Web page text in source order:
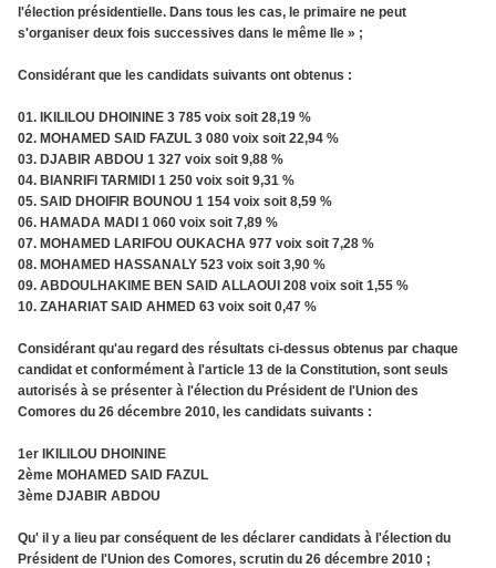
l'élection présidentielle. Dans tous les cas, le primaire ne peut
s'organiser deux fois successives dans le même Ile » ;
Considérant que les candidats suivants ont obtenus :
01. IKILILOU DHOININE 3 785 voix soit 28,19 %
02. MOHAMED SAID FAZUL 3 080 voix soit 22,94 %
03. DJABIR ABDOU 1 327 voix soit 9,88 %
04. BIANRIFI TARMIDI 1 250 voix soit 9,31 %
05. SAID DHOIFIR BOUNOU 1 154 voix soit 8,59 %
06. HAMADA MADI 1 060 voix soit 7,89 %
07. MOHAMED LARIFOU OUKACHA 977 voix soit 7,28 %
08. MOHAMED HASSANALY 523 voix soit 3,90 %
09. ABDOULHAKIME BEN SAID ALLAOUI 208 voix soit 1,55 %
10. ZAHARIAT SAID AHMED 63 voix soit 0,47 %
Considérant qu'au regard des résultats ci-dessus obtenus par chaque
candidat et conformément à l'article 13 de la Constitution, sont seuls
autorisés à se présenter à l'élection du Président de l'Union des
Comores du 26 décembre 2010, les candidats suivants :
1er IKILILOU DHOININE
2ème MOHAMED SAID FAZUL
3ème DJABIR ABDOU
Qu' il y a lieu par conséquent de les déclarer candidats à l'élection du
Président de l'Union des Comores, scrutin du 26 décembre 2010 ;